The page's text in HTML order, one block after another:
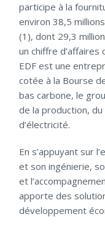
participe à la
environ 38,5
(1), dont 29,3
un chiffre d’affaires
EDF est une
cotée à la Bourse
bas carbone, le
de la production,
d’électricité.
En s’appuyant sur
et son ingénierie,
et
apporte des
développement